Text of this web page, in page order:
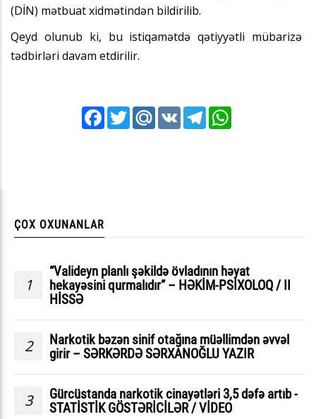
(DİN) mətbuat xidmətindən bildirilib.
Qeyd olunub ki, bu istiqamətdə qətiyyətli mübarizə
tədbirləri davam etdirilir.
FacebookTwitterMail.RuVK Telegram
ÇOX OXUNANLAR
1
“Valideyn planlı şəkildə övladının həyat
hekayəsini qurmalıdır” – HƏKİM-PSİXOLOQ / II
HİSSƏ
2
Narkotik bəzən sinif otağına müəllimdən əvvəl
girir – SƏRKƏRDƏ SƏRXANOĞLU YAZIR
3
Gürcüstanda narkotik cinayətləri 3,5 dəfə artıb -
STATİSTİK GÖSTƏRİCİLƏR / VİDEO